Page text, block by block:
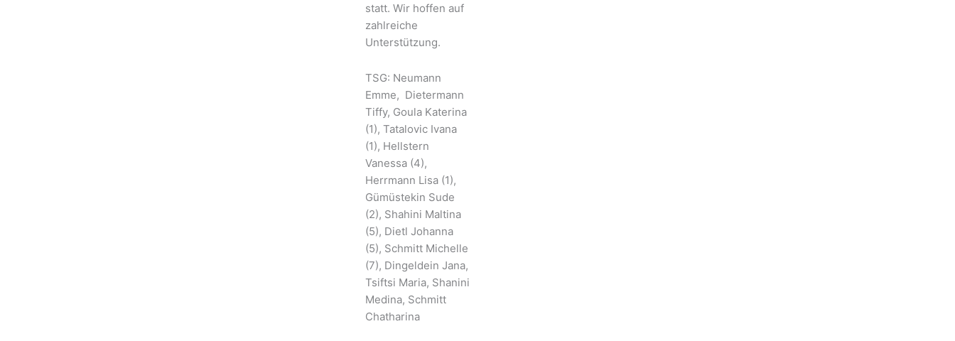
statt. Wir hoffen auf
zahlreiche
Unterstützung.
TSG: Neumann
Emme, Dietermann
Tiffy, Goula Katerina
(1), Tatalovic Ivana
(1), Hellstern
Vanessa (4),
Herrmann Lisa (1),
Gümüstekin Sude
(2), Shahini Maltina
(5), Dietl Johanna
(5), Schmitt Michelle
(7), Dingeldein Jana,
Tsiftsi Maria, Shanini
Medina, Schmitt
Chatharina